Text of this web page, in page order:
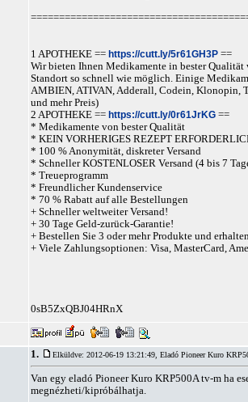
1 APOTHEKE == https://cutt.ly/5r61GH3P ==
Wir bieten Ihnen Medikamente in bester
Standort so schnell wie möglich. Einige
AMBIEN, ATIVAN, Adderall, Codein, Klonopin,
und mehr Preis)
2 APOTHEKE == https://cutt.ly/0r61JrKG ==
* Medikamente von bester Qualität
* KEIN VORHERIGES REZEPT
* 100 % Anonymität, diskreter Versand
* Schneller KOSTENLOSER Versand (4 bis 7
* Treueprogramm
* Freundlicher Kundenservice
* 70 % Rabatt auf alle Bestellungen
+ Schneller weltweiter Versand!
+ 30 Tage Geld-zurück-Garantie!
+ Bestellen Sie 3 oder mehr Produkte und
+ Viele Zahlungsoptionen: Visa, MasterCard,
0sB5ZxQBJ04HRnX
1. Elküldve: 2012-06-19 13:21:49, Eladó Pioneer Kuro
Van egy eladó Pioneer Kuro KRP500A tv-m ha
megnézheti/kipróbálhatja.